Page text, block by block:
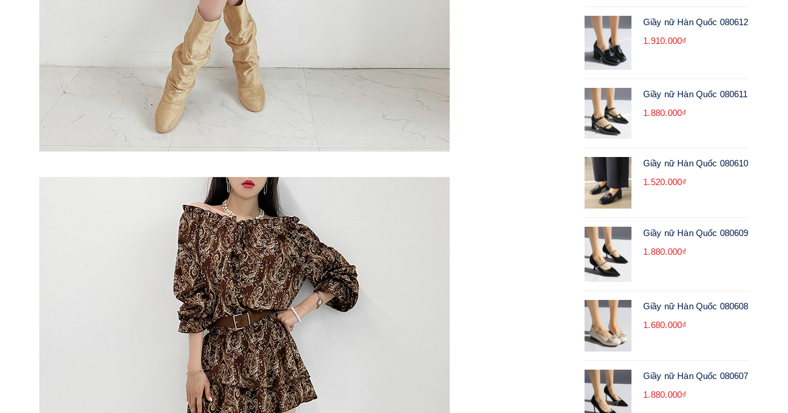
Giầy nữ Hàn Quốc 080612
1.910.000₫
Giầy nữ Hàn Quốc 080611
1.880.000₫
Giầy nữ Hàn Quốc 080610
1.520.000₫
Giầy nữ Hàn Quốc 080609
1.880.000₫
Giầy nữ Hàn Quốc 080608
1.680.000₫
Giầy nữ Hàn Quốc 080607
1.880.000₫